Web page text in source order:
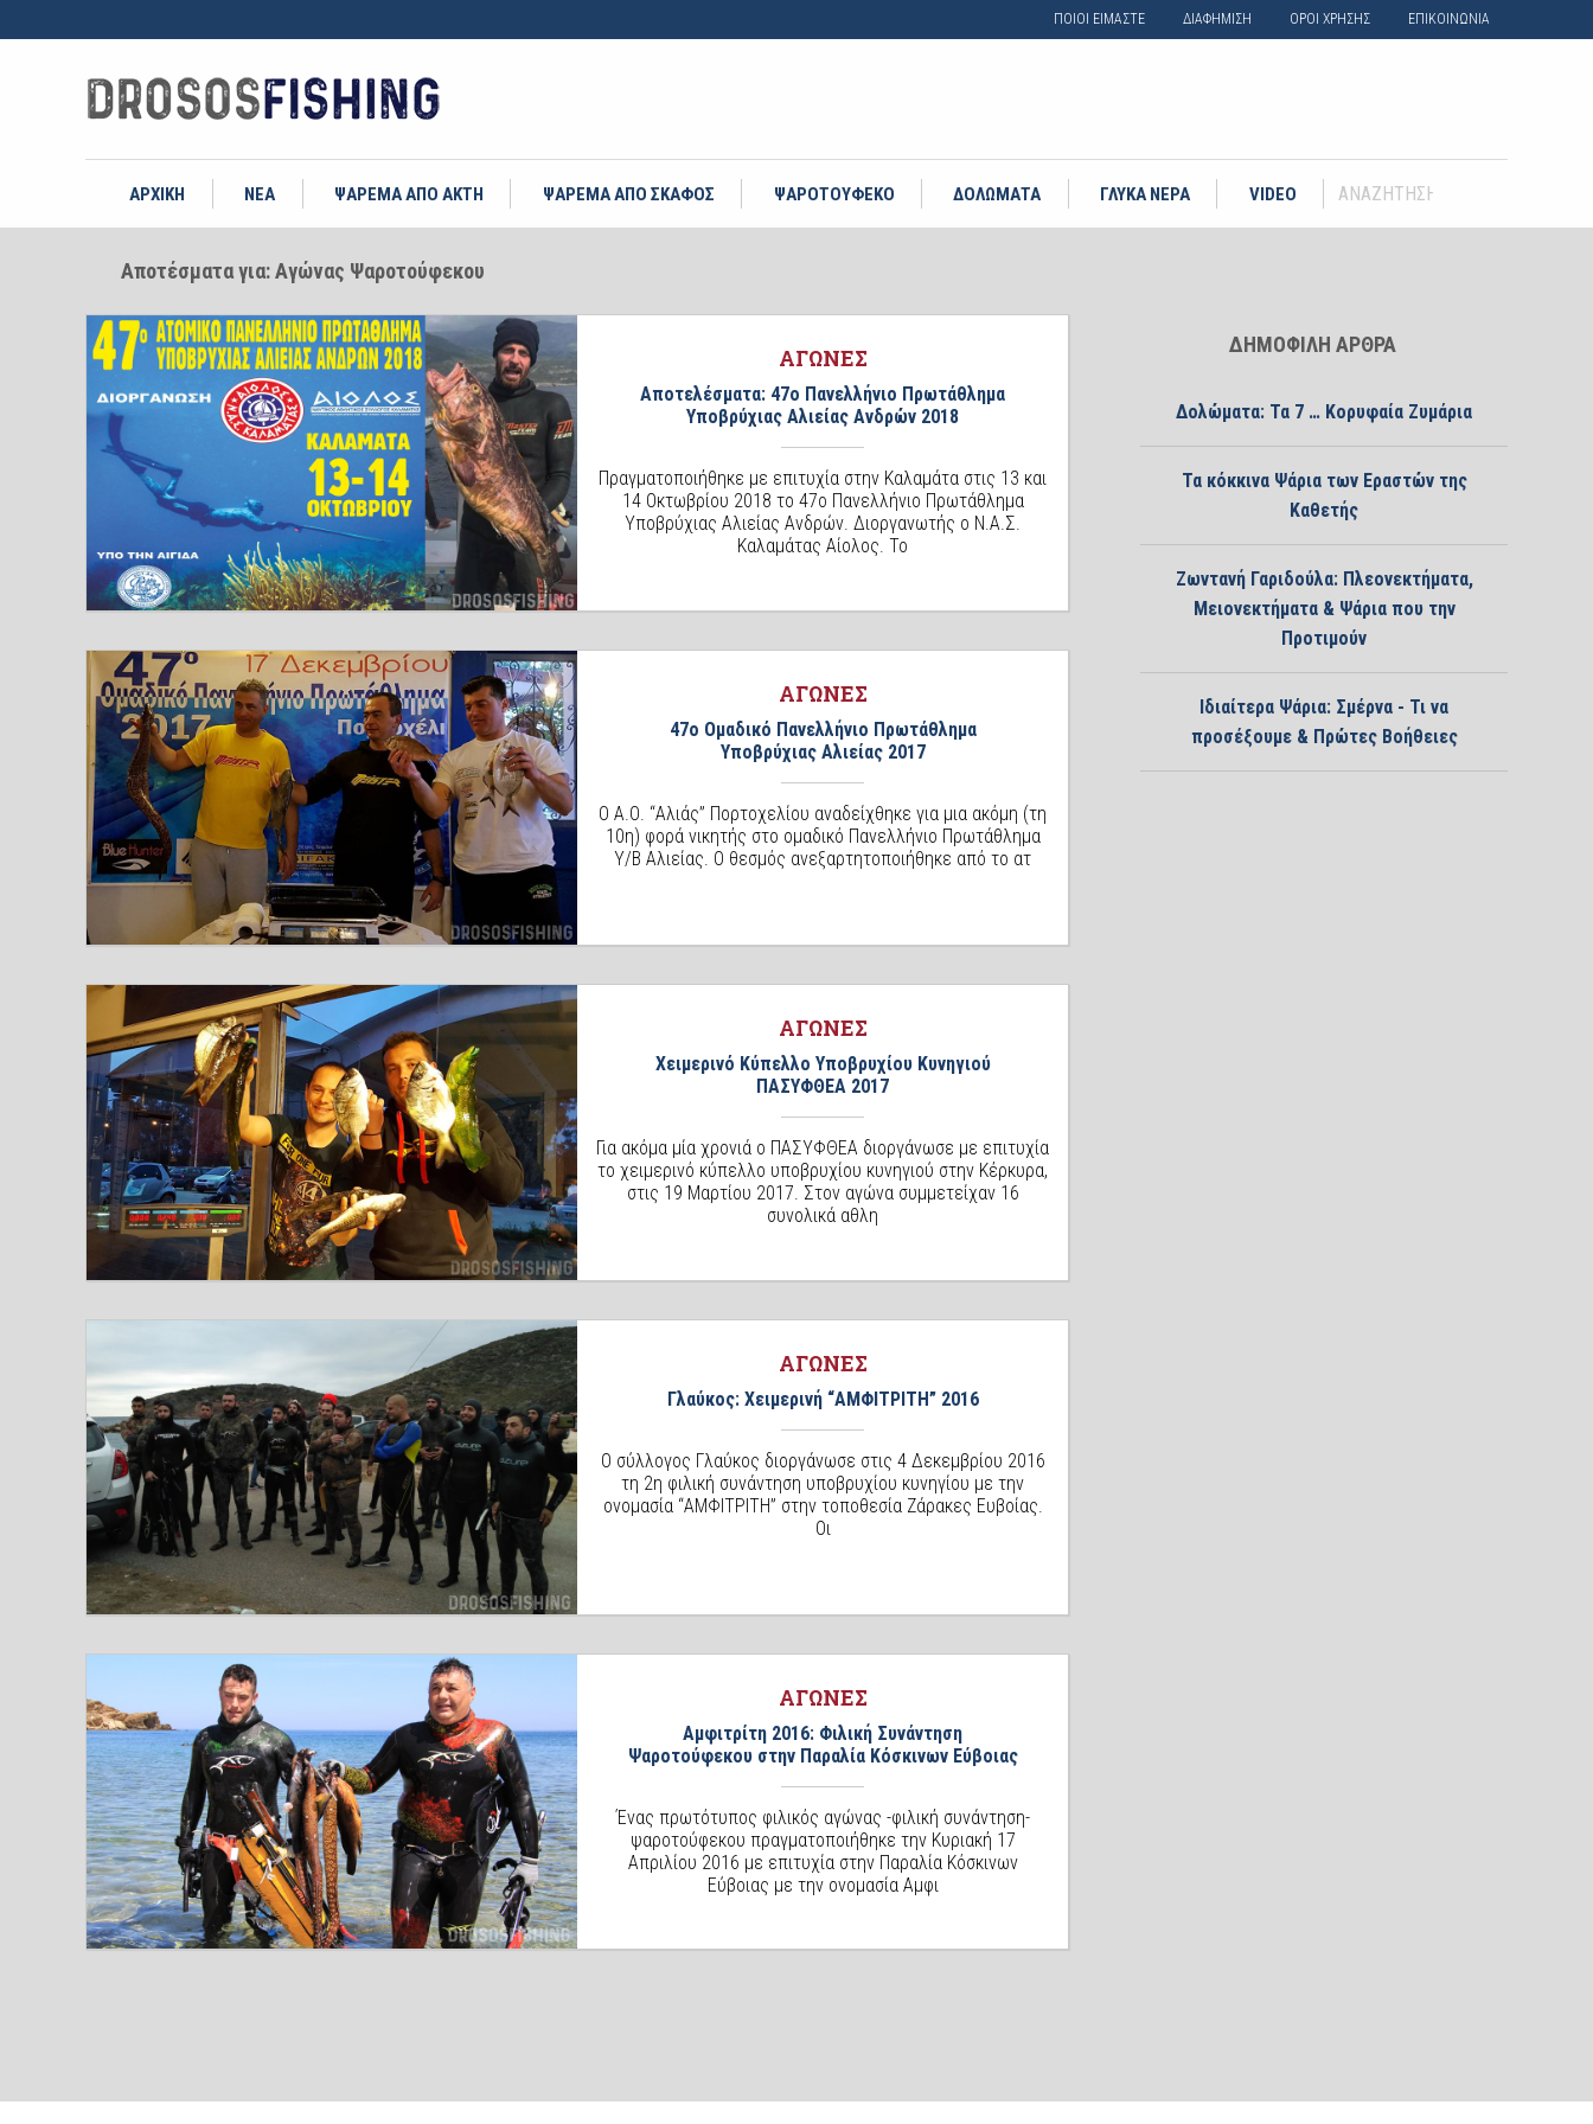
ΠΟΙΟΙ ΕΙΜΑΣΤΕ ΔΙΑΦΗΜΙΣΗ ΟΡΟΙ ΧΡΗΣΗΣ ΕΠΙΚΟΙΝΩΝΙΑ
ΑΡΧΙΚΗ ΝΕΑ ΨΑΡΕΜΑ ΑΠΟ ΑΚΤΗ ΨΑΡΕΜΑ ΑΠΟ ΣΚΑΦΟΣ ΨΑΡΟΤΟΥΦΕΚΟ ΔΟΛΩΜΑΤΑ ΓΛΥΚΑ ΝΕΡΑ VIDEO
Αποτέσματα για: Αγώνας Ψαροτούφεκου
ΑΓΩΝΕΣ
Αποτελέσματα: 47ο Πανελλήνιο Πρωτάθλημα
Υποβρύχιας Αλιείας Ανδρών 2018
Πραγματοποιήθηκε με επιτυχία στην Καλαμάτα στις 13 και
14 Οκτωβρίου 2018 το 47ο Πανελλήνιο Πρωτάθλημα
Υποβρύχιας Αλιείας Ανδρών. Διοργανωτής ο Ν.Α.Σ.
Καλαμάτας Αίολος. Το
ΑΓΩΝΕΣ
47ο Ομαδικό Πανελλήνιο Πρωτάθλημα
Υποβρύχιας Αλιείας 2017
Ο Α.Ο. “Αλιάς” Πορτοχελίου αναδείχθηκε για μια ακόμη (τη
10η) φορά νικητής στο ομαδικό Πανελλήνιο Πρωτάθλημα
Υ/Β Αλιείας. Ο θεσμός ανεξαρτητοποιήθηκε από το ατ
ΑΓΩΝΕΣ
Χειμερινό Κύπελλο Υποβρυχίου Κυνηγιού
ΠΑΣΥΦΘΕΑ 2017
Για ακόμα μία χρονιά ο ΠΑΣΥΦΘΕΑ διοργάνωσε με επιτυχία
το χειμερινό κύπελλο υποβρυχίου κυνηγιού στην Κέρκυρα,
στις 19 Μαρτίου 2017. Στον αγώνα συμμετείχαν 16
συνολικά αθλη
ΑΓΩΝΕΣ
Γλαύκος: Χειμερινή “ΑΜΦΙΤΡΙΤΗ” 2016
Ο σύλλογος Γλαύκος διοργάνωσε στις 4 Δεκεμβρίου 2016
τη 2η φιλική συνάντηση υποβρυχίου κυνηγίου με την
ονομασία “ΑΜΦΙΤΡΙΤΗ” στην τοποθεσία Ζάρακες Ευβοίας.
Οι
ΑΓΩΝΕΣ
Αμφιτρίτη 2016: Φιλική Συνάντηση
Ψαροτούφεκου στην Παραλία Κόσκινων Εύβοιας
Ένας πρωτότυπος φιλικός αγώνας -φιλική συνάντηση-
ψαροτούφεκου πραγματοποιήθηκε την Κυριακή 17
Απριλίου 2016 με επιτυχία στην Παραλία Κόσκινων
Εύβοιας με την ονομασία Αμφι
ΔΗΜΟΦΙΛΗ ΑΡΘΡΑ
Δολώματα: Τα 7 … Κορυφαία Ζυμάρια
Τα κόκκινα Ψάρια των Εραστών της
Καθετής
Ζωντανή Γαριδούλα: Πλεονεκτήματα,
Μειονεκτήματα & Ψάρια που την
Προτιμούν
Ιδιαίτερα Ψάρια: Σμέρνα - Τι να
προσέξουμε & Πρώτες Βοήθειες